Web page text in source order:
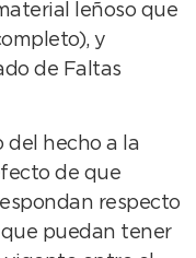
leñoso que
y
de Faltas
del hecho a la
de que
respecto
puedan tener